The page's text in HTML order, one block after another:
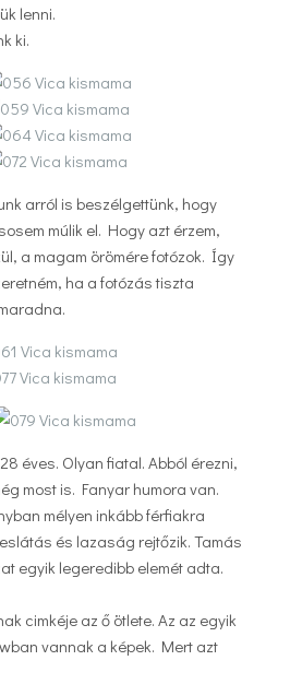
lenni.
ki.
arról is beszélgettünk, hogy
múlik el. Hogy azt érzem,
a magam örömére fotózok. Így
ha a fotózás tiszta
éves. Olyan fiatal. Abból érezni,
most is. Fanyar humora van.
mélyen inkább férfiakra
és lazaság rejtőzik. Tamás
egyik legeredibb elemét adta.
cimkéje az ő ötlete. Az az egyik
vannak a képek. Mert azt